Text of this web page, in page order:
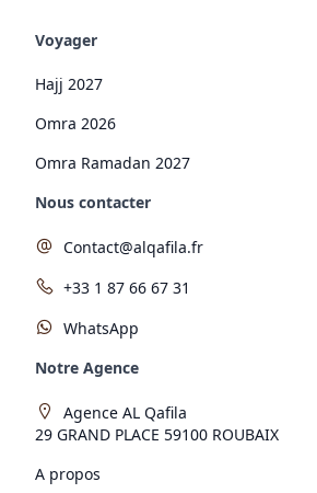
Voyager
Hajj 2027
Omra 2026
Omra Ramadan 2027
Nous contacter
Contact@alqafila.fr
+33 1 87 66 67 31
WhatsApp
Notre Agence
Agence AL Qafila
29 GRAND PLACE 59100 ROUBAIX
A propos